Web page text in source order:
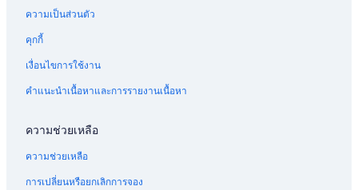
ความเป็นส่วนตัว
คุกกี้
เงื่อนไขการใช้งาน
คำแนะนำเนื้อหาและการรายงานเนื้อหา
ความช่วยเหลือ
ความช่วยเหลือ
การเปลี่ยนหรือยกเลิกการจอง